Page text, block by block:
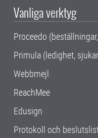
Vanliga verktyg
Proceedo
Primula (ledighet,
Webbmejl
ReachMee
Edusign
Protokoll och